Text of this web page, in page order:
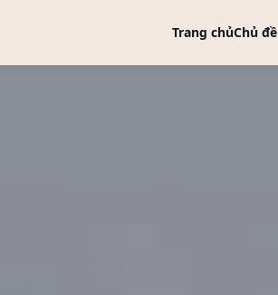
Trang chủChủ đề